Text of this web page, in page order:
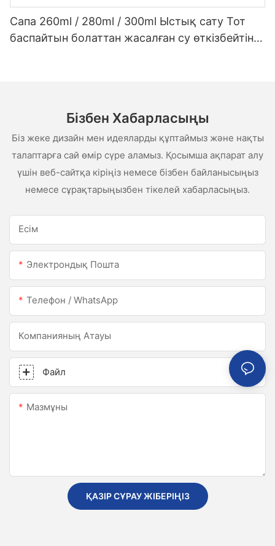
Сапа 260ml / 280ml / 300ml Ыстық сату Тот
баспайтын болаттан жасалған су өткізбейтін
Бізбен Хабарласыңы
Біз жеке дизайн мен идеяларды құптаймыз және нақты
талаптарға сай өмір сүре аламыз. Қосымша ақпарат алу
үшін веб-сайтқа кіріңіз немесе бізбен байланысыңыз
немесе сұрақтарыңызбен тікелей хабарласыңыз.
Есім
Электрондық Пошта
Телефон / WhatsApp
Компанияның Атауы
Файл
Мазмұны
ҚАЗІР СҰРАУ ЖІБЕРІҢІЗ